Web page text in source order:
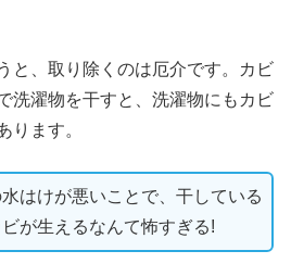
と、取り除くのは厄介です。カビ
洗濯物を干すと、洗濯物にもカビ
ります。
はけが悪いことで、干している
が生えるなんて怖すぎる!